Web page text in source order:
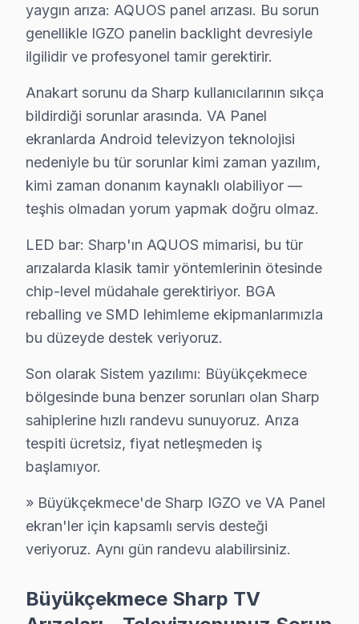
Doğru montaj, Sharp TV'nizin performansını
Sharp TV Periyodik Bakımı – Büyükçekmece
Sharp televizyon'nizin uzun yıllar sorunsuz
Bakım kapsamımız:
• Büyükçekmece'de iç temizlik ve soğutma verimliliği
• LED şerit ve backlight yoğunluğu kontrolü —
• Büyükçekmece'de anakart SMD komponent
• Yazılım ve güncelleme durumu değerlendirmesi —
• Büyükçekmece'de garanti kapsamı ve bakım raporu
Büyükçekmece'da düzenli bakım yaptıran
Büyükçekmece Sharp Servis Hizmeti –
Büyükçekmece'de aniden arızalanan Sharp
Büyükçekmece'de yerinde servis avantajları:
• Büyükçekmece'de yerinde teşhis ve anlık fiyat teklifi
• Büyükçekmece servisimizde parça onayınız
• Büyükçekmece'de sertifikalı teknisyen ile güvenli
• Büyükçekmece servisimizde servis belgesi ve
Büyükçekmece'da Sharp yetkili servis kalitesinde
Büyükçekmece'de Sharp Orijinal Parça – 2
Büyükçekmece Sharp TV Teknik Destek
yaygın arıza: AQUOS panel arızası. Bu sorun
genellikle IGZO panelin backlight devresiyle
ilgilidir ve profesyonel tamir gerektirir.
Anakart sorunu da Sharp kullanıcılarının sıkça
bildirdiği sorunlar arasında. VA Panel
ekranlarda Android televizyon teknolojisi
nedeniyle bu tür sorunlar kimi zaman yazılım,
kimi zaman donanım kaynaklı olabiliyor —
teşhis olmadan yorum yapmak doğru olmaz.
LED bar: Sharp'ın AQUOS mimarisi, bu tür
arızalarda klasik tamir yöntemlerinin ötesinde
chip-level müdahale gerektiriyor. BGA
reballing ve SMD lehimleme ekipmanlarımızla
bu düzeyde destek veriyoruz.
Son olarak Sistem yazılımı: Büyükçekmece
bölgesinde buna benzer sorunları olan Sharp
sahiplerine hızlı randevu sunuyoruz. Arıza
tespiti ücretsiz, fiyat netleşmeden iş
başlamıyor.
» Büyükçekmece'de Sharp IGZO ve VA Panel
ekran'ler için kapsamlı servis desteği
veriyoruz. Aynı gün randevu alabilirsiniz.
Büyükçekmece Sharp TV